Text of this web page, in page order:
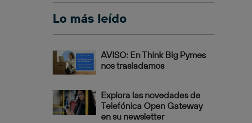
Lo más leído
AVISO: En Think Big Pymes
nos trasladamos
Explora las novedades de
Telefónica Open Gateway
en su newsletter